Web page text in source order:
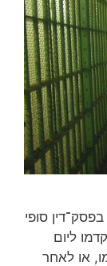
סופי
ליום
או לאחר